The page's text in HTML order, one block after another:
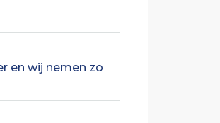
en wij nemen zo